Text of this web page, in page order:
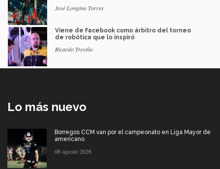
José Longino Torres
Viene de Facebook como árbitro del torneo
de robótica que lo inspiró
Ricardo Treviño
Lo más nuevo
Borregos CCM van por el campeonato en Liga Mayor de
americano
06 Agosto 2026